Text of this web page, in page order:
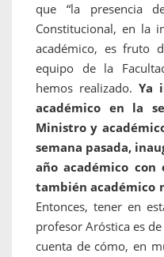
que “la presencia
Constitucional, en la
académico, es fruto
equipo de la
hemos realizado. Ya
académico en la
Ministro y
semana pasada,
año académico
también académico
Entonces, tener en
profesor Aróstica es
cuenta de cómo, en